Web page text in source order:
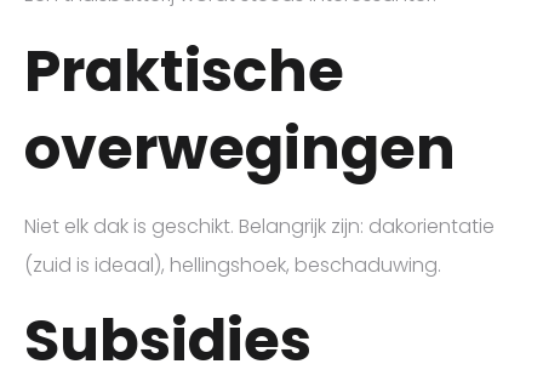
Praktische
overwegingen
Niet elk dak is geschikt. Belangrijk zijn: dakorientatie
(zuid is ideaal), hellingshoek, beschaduwing.
Subsidies